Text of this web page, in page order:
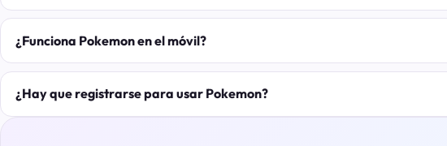
¿Funciona Pokemon en el móvil?
¿Hay que registrarse para usar Pokemon?